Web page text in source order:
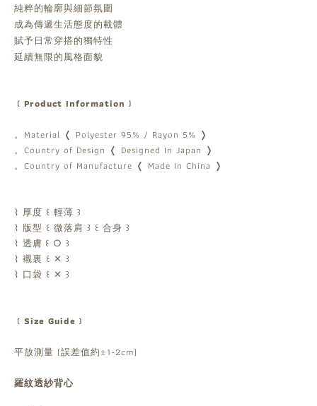
純粹的輪廓與細節氛圍
成為傳遞生活態度的載體
賦予日常穿搭的獨特性
延續無限的風格面貌
﹝Product Information﹞
。Material ❬ Polyester 95% / Rayon 5% ❭
。Country of Design ❬ Designed In Japan ❭
。Country of Manufacture ❬ Made In China ❭
⌇ 厚度 ꒰ 輕薄 ꒱
⌇ 版型 ꒰ 微落肩 ꒱ ꒰ 合身 ꒱
⌇ 透膚 ꒰ ○ ꒱
⌇ 襯裏 ꒰ ✕ ꒱
⌇ 口袋 ꒰ ✕ ꒱
﹝Size Guide﹞
平放測量 (誤差值約±1-2cm)
羅紋透紗背心